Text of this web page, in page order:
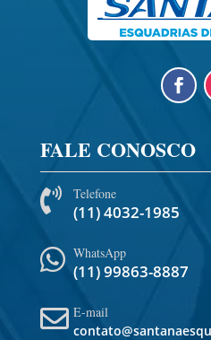
FALE CONOSCO
 Telefone
(11) 4032-1985
 WhatsApp
(11) 99863-8887
 E-mail